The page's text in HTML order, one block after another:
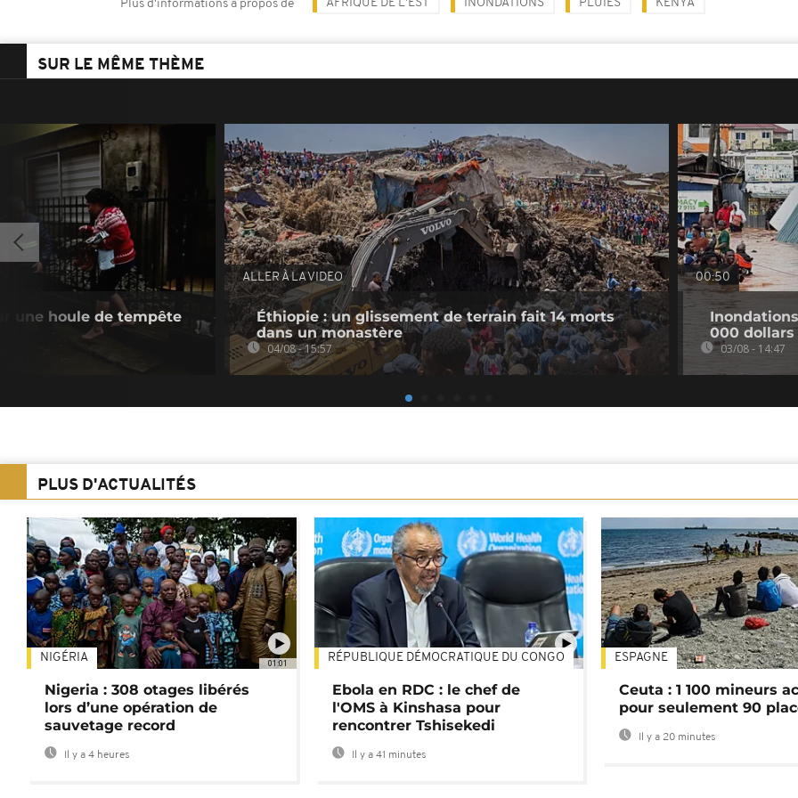
Plus d'informations à propos de AFRIQUE DE L'EST INONDATIONS PLUIES KENYA
SUR LE MÊME THÈME
une houle de tempête
ALLER À LA VIDEO
Éthiopie : un glissement de terrain fait 14 morts
dans un monastère
04/08 - 15:57
00:50
000 dollars
03/08 - 14:47
PLUS D'ACTUALITÉS
01:01
NIGÉRIA
Nigeria : 308 otages libérés
lors d’une opération de
sauvetage record
Il y a 4 heures
01:02
RÉPUBLIQUE DÉMOCRATIQUE DU CONGO
Ebola en RDC : le chef de
l'OMS à Kinshasa pour
rencontrer Tshisekedi
Il y a 41 minutes
ESPAGNE
Ceuta : 1 100 mineurs
pour seulement 90
Il y a 20 minutes